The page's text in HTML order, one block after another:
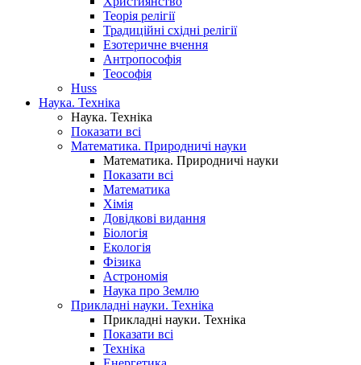
Теорія релігії
Традиційні східні релігії
Езотеричне вчення
Антропософія
Теософія
Huss
Наука. Техніка
Наука. Техніка
Показати всі
Математика. Природничі науки
Математика. Природничі науки
Показати всі
Математика
Хімія
Довідкові видання
Біологія
Екологія
Фізика
Астрономія
Наука про Землю
Прикладні науки. Техніка
Прикладні науки. Техніка
Показати всі
Техніка